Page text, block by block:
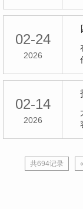
02-24
2026
02-14
2026
共694记录